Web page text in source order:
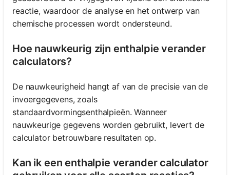
reactie, waardoor de analyse en het ontwerp van
chemische processen wordt ondersteund.
Hoe nauwkeurig zijn enthalpie verander
calculators?
De nauwkeurigheid hangt af van de precisie van de
invoergegevens, zoals
standaardvormingsenthalpieën. Wanneer
nauwkeurige gegevens worden gebruikt, levert de
calculator betrouwbare resultaten op.
Kan ik een enthalpie verander calculator